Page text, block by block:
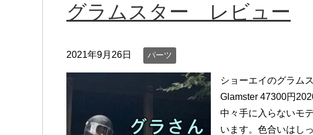
グラムスター レビュー
2021年9月26日 パーツ
ショーエイのグラム
Glamster 47300円
中々手に入らないモ
います。色合いはし